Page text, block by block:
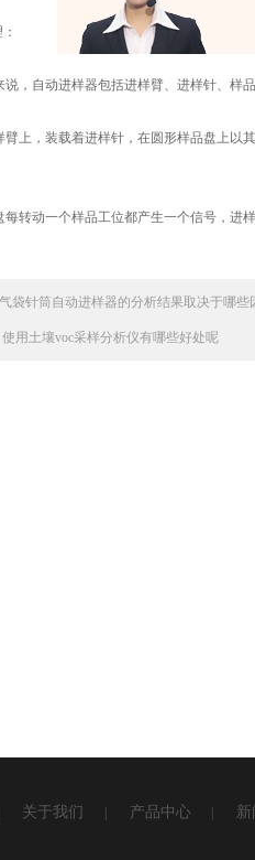
自动进样器包括进样臂、进样针、样品
，装载着进样针，在圆形样品盘上以其
动一个样品工位都产生一个信号，进样
气袋针筒自动进样器的分析结果取决于哪些
使用土壤voc采样分析仪有哪些好处呢
关于我们 产品中心 新